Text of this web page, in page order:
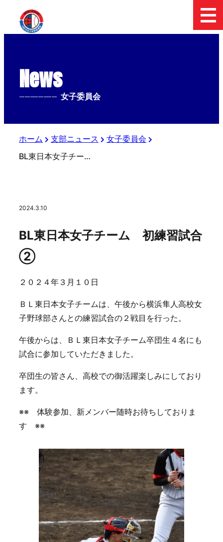
News
-------------- 女子委員会
ホーム 支部ニュース
女子委員会
BL東日本女子チーム 初練習試合②
2024.3.10
BL東日本女子チーム 初練習試合
②
２０２４年３月１０日
ＢＬ東日本女子チームは、午後から横浜隼人高校女
子野球部さんとの練習試合の２戦目を行った。
午後からは、ＢＬ東日本女子チーム卒団生４名にも
試合に参加していただきました。
卒団生の皆さん、高校での御活躍楽しみにしており
ます。
※※ 体験参加、新メンバー随時お待ちしておりま
す ※※